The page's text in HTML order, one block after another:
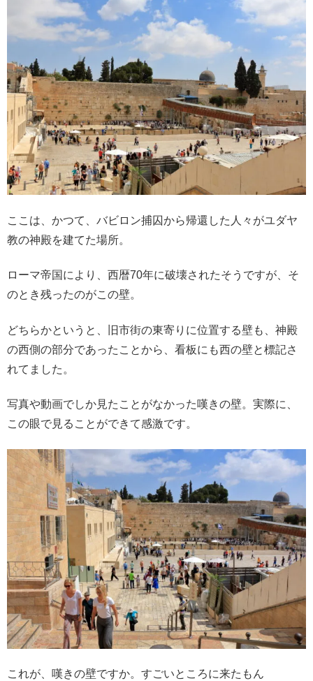
ここは、かつて、バビロン捕囚から帰還した人々がユダヤ
教の神殿を建てた場所。
ローマ帝国により、西暦70年に破壊されたそうですが、そ
のとき残ったのがこの壁。
どちらかというと、旧市街の東寄りに位置する壁も、神殿
の西側の部分であったことから、看板にも西の壁と標記さ
れてました。
写真や動画でしか見たことがなかった嘆きの壁。実際に、
この眼で見ることができて感激です。
これが、嘆きの壁ですか。すごいところに来たもん